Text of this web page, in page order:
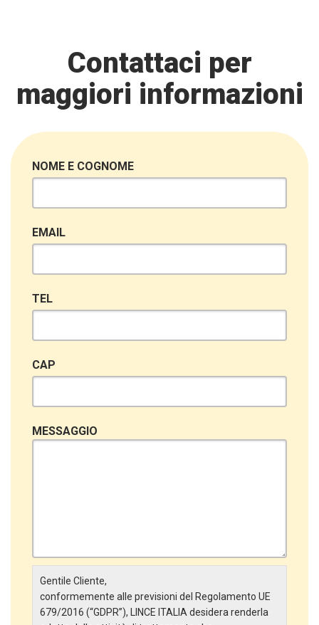
Contattaci per
maggiori informazioni
NOME E COGNOME
EMAIL
TEL
CAP
MESSAGGIO
Gentile Cliente,
conformemente alle previsioni del Regolamento UE
679/2016 (“GDPR”), LINCE ITALIA desidera renderla